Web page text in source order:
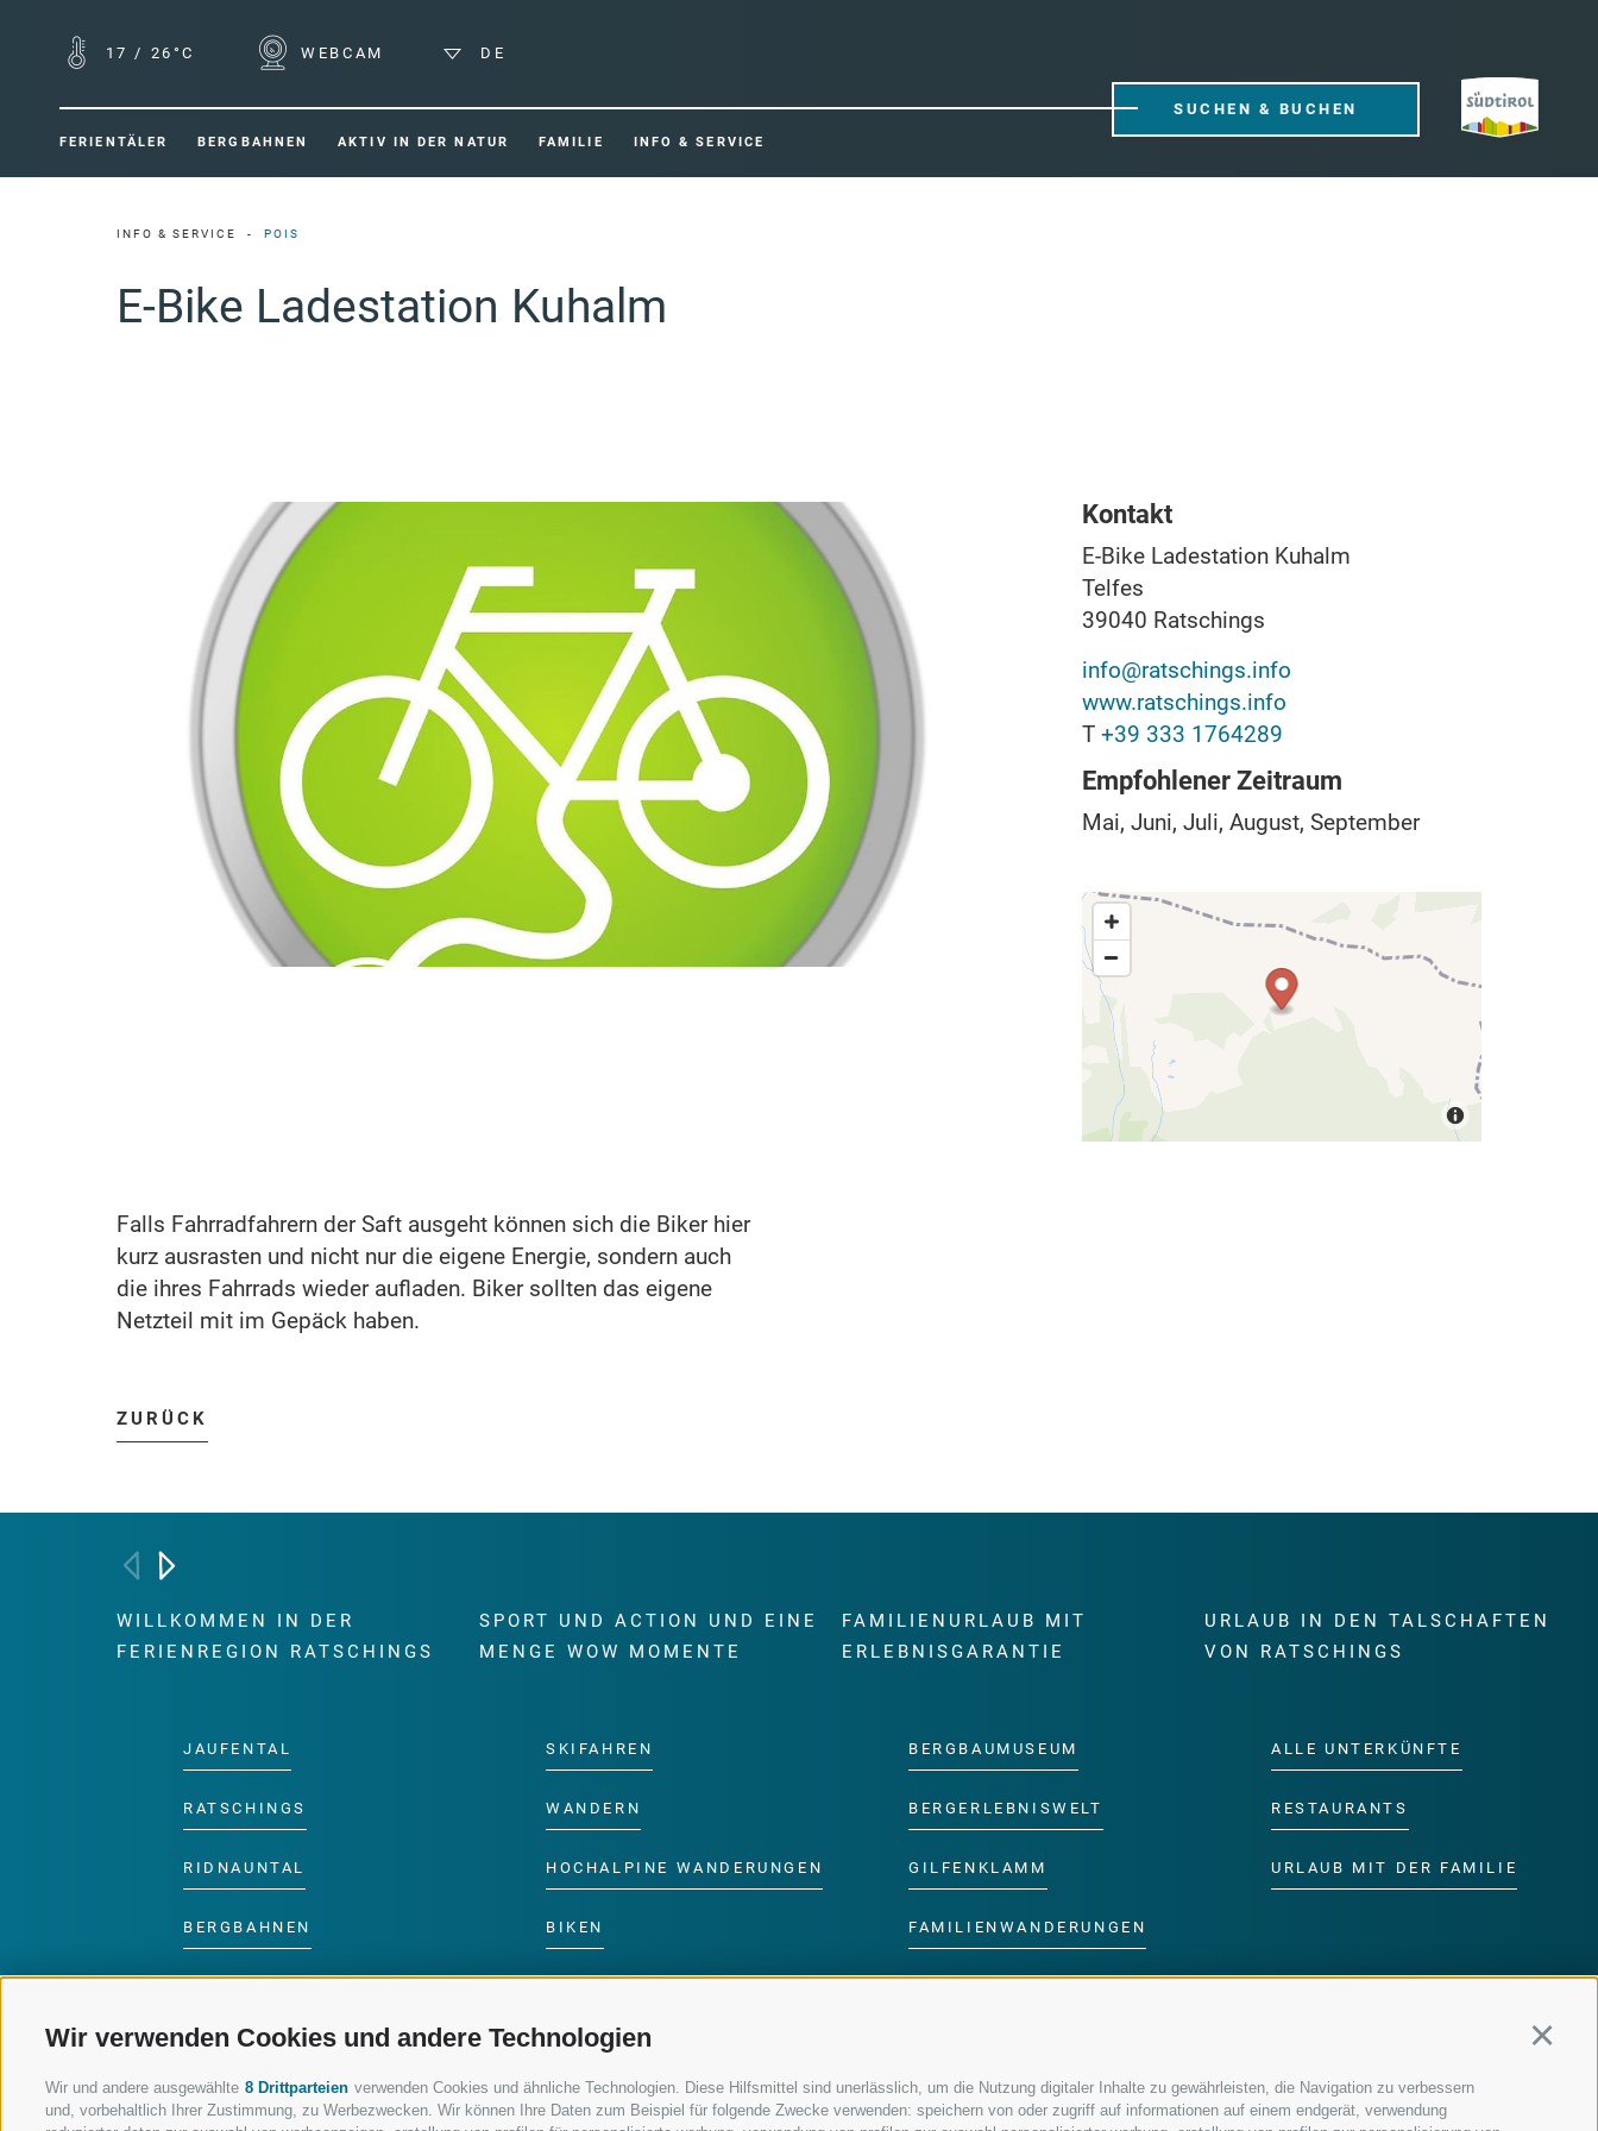
Wir verwenden Cookies und andere Technologien
Wir und andere ausgewählte 8 Drittparteien verwenden Cookies und ähnliche Technologien. Diese Hilfsmittel sind unerlässlich, um die Nutzung digitaler Inhalte zu gewährleisten, die Navigation zu verbessern
und, vorbehaltlich Ihrer Zustimmung, zu Werbezwecken. Wir können Ihre Daten zum Beispiel für folgende Zwecke verwenden: speichern von oder zugriff auf informationen auf einem endgerät, verwendung
17 / 26°C WEBCAM DE
FERIENTÄLER BERGBAHNEN AKTIV IN DER NATUR FAMILIE INFO & SERVICE
SUCHEN & BUCHEN
INFO & SERVICE POIS
E-Bike Ladestation Kuhalm
Kontakt
E-Bike Ladestation Kuhalm
Telfes
39040 Ratschings
info@ratschings.info
www.ratschings.info
T +39 333 1764289
Empfohlener Zeitraum
Mai, Juni, Juli, August, September
Falls Fahrradfahrern der Saft ausgeht können sich die Biker hier
kurz ausrasten und nicht nur die eigene Energie, sondern auch
die ihres Fahrrads wieder aufladen. Biker sollten das eigene
Netzteil mit im Gepäck haben.
ZURÜCK
WILLKOMMEN IN DER
FERIENREGION RATSCHINGS
JAUFENTAL
RATSCHINGS
RIDNAUNTAL
BERGBAHNEN
LUISL'S SKISCHULE IN
SPORT UND ACTION UND EINE
MENGE WOW MOMENTE
SKIFAHREN
WANDERN
HOCHALPINE WANDERUNGEN
BIKEN
WASSER ERLEBEN
FAMILIENURLAUB MIT
ERLEBNISGARANTIE
BERGBAUMUSEUM
BERGERLEBNISWELT
GILFENKLAMM
FAMILIENWANDERUNGEN
URLAUB IN DEN TALSCHAFTEN
VON RATSCHINGS
ALLE UNTERKÜNFTE
RESTAURANTS
URLAUB MIT DER FAMILIE